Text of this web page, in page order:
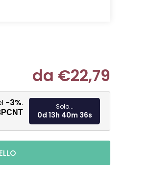
da €22,79
Misura
-3%.
Solo...
0d 13h 40m 35s